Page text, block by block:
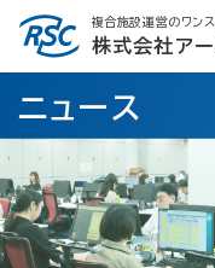
Skip
content
複合施設運営のワンス
株式会社アー
ニュース